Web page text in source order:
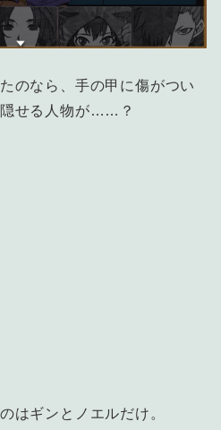
のなら、手の甲に傷がつい
隠せる人物が……？
はギンとノエルだけ。